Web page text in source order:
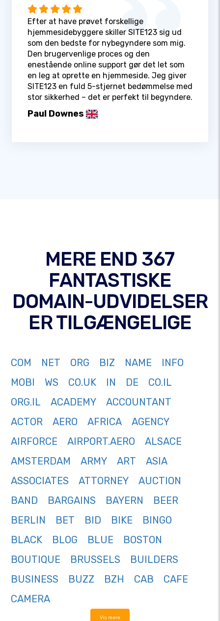
Efter at have prøvet forskellige
hjemmesidebyggere skiller SITE123 sig ud
som den bedste for nybegyndere som mig.
Den brugervenlige proces og den
enestående online support gør det let som
en leg at oprette en hjemmeside. Jeg giver
SITE123 en fuld 5-stjernet bedømmelse med
stor sikkerhed – det er perfekt til begyndere.
Paul Downes
MERE END 367
FANTASTISKE
DOMAIN-UDVIDELSER
ER TILGÆNGELIGE
COM NET ORG BIZ NAME
INFO
MOBI
WS CO.UK IN DE
CO.IL
ORG.IL
ACADEMY
ACCOUNTANT
ACTOR
AERO AFRICA
AGENCY
AIRFORCE
AIRPORT.AERO
ALSACE
AMSTERDAM
ARMY ART
ASIA
ASSOCIATES
ATTORNEY
AUCTION
BAND
BARGAINS BAYERN
BEER
BERLIN
BET BID BIKE
BINGO
BLACK
BLOG BLUE
BOSTON
BOUTIQUE
BRUSSELS
BUILDERS
BUSINESS
BUZZ BZH CAB
CAFE
CAMERA
Vis mere